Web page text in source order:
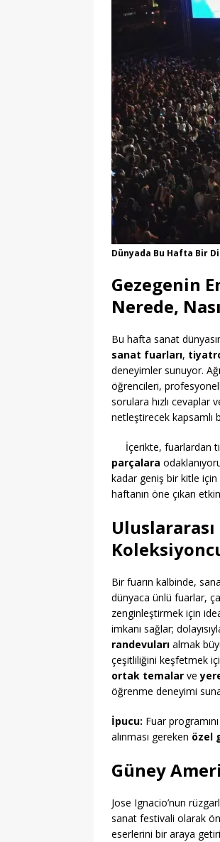
Dünyada Bu Hafta Bir
Gezegenin
Nerede,
Bu hafta sanat
sanat fuarları,
deneyimler sunuyor.
öğrencileri,
sorulara hızlı cevaplar
netleştirecek kapsamlı
İçerikte, fuarlardan
parçalara
kadar geniş bir kitle için
haftanın öne çıkan
Bir fuarın kalbinde,
dünyaca ünlü fuarlar,
zenginleştirmek için
imkanı sağlar;
randevuları almak
çeşitliliğini keşfetmek
ortak temalar ve
öğrenme deneyimi
İpucu: Fuar
alınması gereken özel
Güney
Jose Ignacio’nun
sanat festivali olarak
eserlerini bir araya